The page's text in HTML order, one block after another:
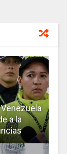
a la